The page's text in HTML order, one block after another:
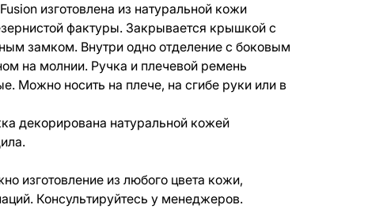
изготовлена из натуральной кожи
фактуры. Закрывается крышкой с
замком. Внутри одно отделение с боковым
на молнии. Ручка и плечевой ремень
Можно носить на плече, на сгибе руки или в
декорирована натуральной кожей
изготовление из любого цвета кожи,
Консультируйтесь у менеджеров.